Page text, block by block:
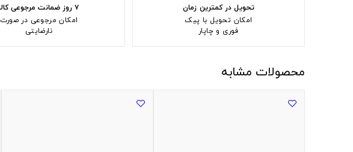
تحویل در کمترین زمان
امکان تحویل با پیک
فوری و چاپار
۷ روز ضمانت مرجوعی کالا
امکان مرجوعی در صورت
نارضایتی
محصولات مشابه